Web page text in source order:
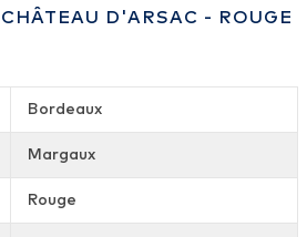
D'ARSAC - ROUGE
Bordeaux
Margaux
Rouge